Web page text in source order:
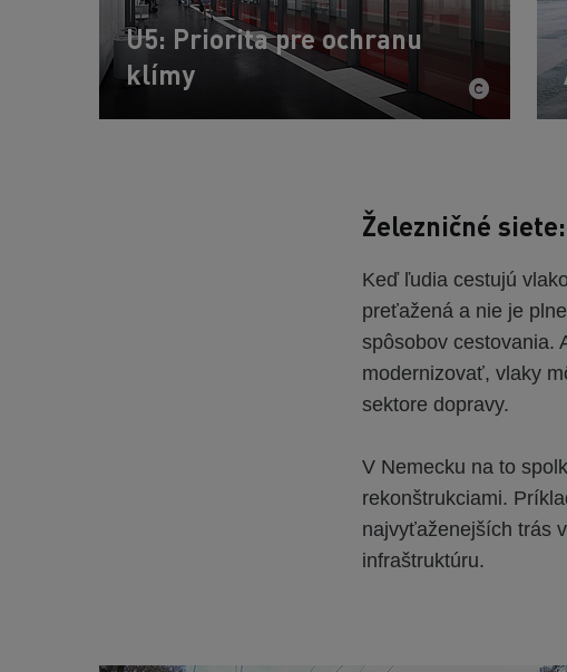
U5: Priorita pre ochranu
klímy
Železničné
Keď ľudia cestujú
preťažená a nie je
spôsobov cestovania.
modernizovať, vlaky
sektore dopravy.
V Nemecku na to
rekonštrukciami.
najvyťaženejších trás
infraštruktúru.